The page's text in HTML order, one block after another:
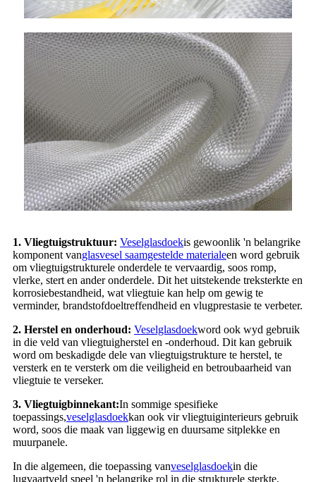
1. Vliegtuigstruktuur: Veselglasdoekis gewoonlik 'n belangrike
komponent vanglasvesel saamgestelde materialeen word gebruik
om vliegtuigstrukturele onderdele te vervaardig, soos romp,
vlerke, stert en ander onderdele. Dit het uitstekende treksterkte en
korrosiebestandheid, wat vliegtuie kan help om gewig te
verminder, brandstofdoeltreffendheid en vlugprestasie te verbeter.
2. Herstel en onderhoud: Veselglasdoekword ook wyd gebruik
in die veld van vliegtuigherstel en -onderhoud. Dit kan gebruik
word om beskadigde dele van vliegtuigstrukture te herstel, te
versterk en te versterk om die veiligheid en betroubaarheid van
vliegtuie te verseker.
3. Vliegtuigbinnekant:In sommige spesifieke
toepassings,veselglasdoekkan ook vir vliegtuiginterieurs gebruik
word, soos die maak van liggewig en duursame sitplekke en
muurpanele.
In die algemeen, die toepassing vanveselglasdoekin die
lugvaartveld speel 'n belangrike rol in die strukturele sterkte,